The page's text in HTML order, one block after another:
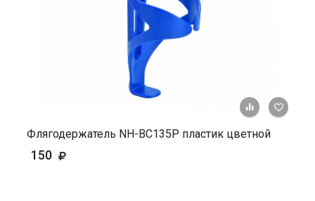
+ К
Флягодержатель NH-ВС135Р пластик цветной
150